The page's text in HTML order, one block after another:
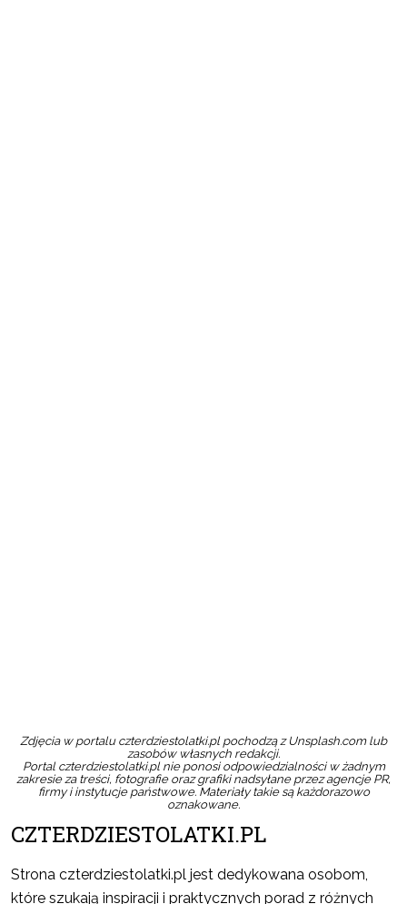
Zdjęcia w portalu czterdziestolatki.pl pochodzą z Unsplash.com lub
zasobów własnych redakcji.
Portal czterdziestolatki.pl nie ponosi odpowiedzialności w żadnym
zakresie za treści, fotografie oraz grafiki nadsyłane przez agencje PR,
firmy i instytucje państwowe. Materiały takie są każdorazowo
oznakowane.
CZTERDZIESTOLATKI.PL
Strona czterdziestolatki.pl jest dedykowana osobom,
które szukają inspiracji i praktycznych porad z różnych